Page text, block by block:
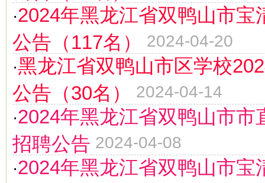
·2024年黑龙江省双鸭山市宝
公告（117名）
2024-04-20
·黑龙江省双鸭山市区学校
公告（30名）
2024-04-14
·2024年黑龙江省双鸭山市市
招聘公告 2024-04-08
·2024年黑龙江省双鸭山市宝